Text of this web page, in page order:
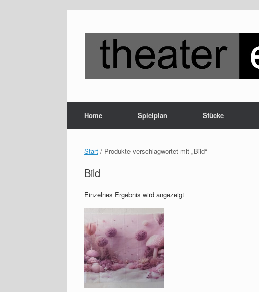
springen
Home Spielplan Stücke
Start / Produkte verschlagwortet mit „Bild“
Bild
Einzelnes Ergebnis wird angezeigt